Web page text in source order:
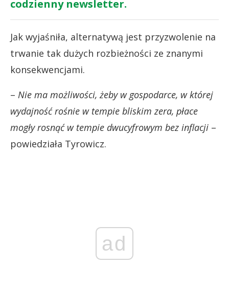
codzienny newsletter.
Jak wyjaśniła, alternatywą jest przyzwolenie na
trwanie tak dużych rozbieżności ze znanymi
konsekwencjami.
– Nie ma możliwości, żeby w gospodarce, w której
wydajność rośnie w tempie bliskim zera, płace
mogły rosnąć w tempie dwucyfrowym bez inflacji –
powiedziała Tyrowicz.
ad